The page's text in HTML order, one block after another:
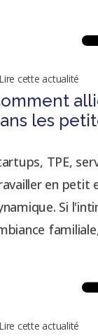
cette actualité
les
TPE,
en
Si
cette actualité